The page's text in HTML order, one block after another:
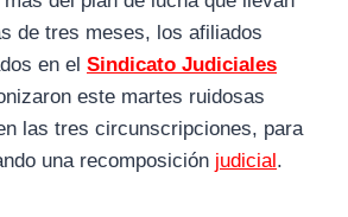
a
t
s
p
de tres meses, los afiliados
en el Sindicato Judiciales
este martes ruidosas
las tres circunscripciones, para
una recomposición judicial.